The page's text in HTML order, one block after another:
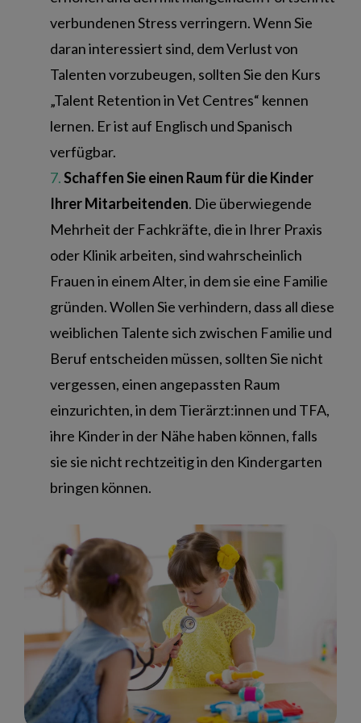
verbundenen Stress verringern. Wenn Sie
daran interessiert sind, dem Verlust von
Talenten vorzubeugen, sollten Sie den Kurs
„Talent Retention in Vet Centres“ kennen
lernen. Er ist auf Englisch und Spanisch
verfügbar.
Schaffen Sie einen Raum für die Kinder
Ihrer Mitarbeitenden. Die überwiegende
Mehrheit der Fachkräfte, die in Ihrer Praxis
oder Klinik arbeiten, sind wahrscheinlich
Frauen in einem Alter, in dem sie eine Familie
gründen. Wollen Sie verhindern, dass all diese
weiblichen Talente sich zwischen Familie und
Beruf entscheiden müssen, sollten Sie nicht
vergessen, einen angepassten Raum
einzurichten, in dem Tierärzt:innen und TFA,
ihre Kinder in der Nähe haben können, falls
sie sie nicht rechtzeitig in den Kindergarten
bringen können.